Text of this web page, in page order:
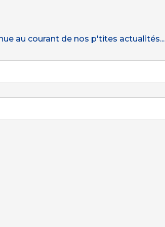
au courant de nos p'tites actualités...